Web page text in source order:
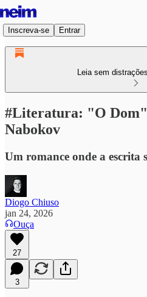
Inscreva-se Entrar
Leia sem
#Literatura: "O
Nabokov
Um romance onde a escrita
Diogo Chiuso
jan 24, 2026
Ouça
27
3